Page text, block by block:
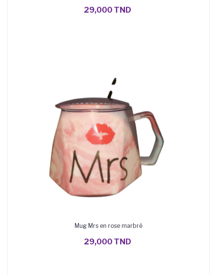
29,000 TND
Mug Mrs en rose marbré
29,000 TND